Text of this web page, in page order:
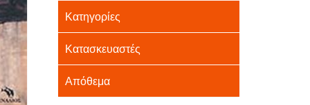
Κατηγορίες
Κατασκευαστές
Απόθεμα